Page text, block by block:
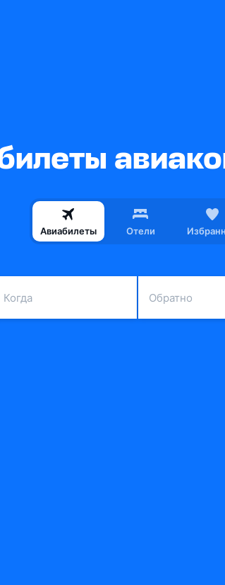
Авиабилеты Отели
Когда Обратно